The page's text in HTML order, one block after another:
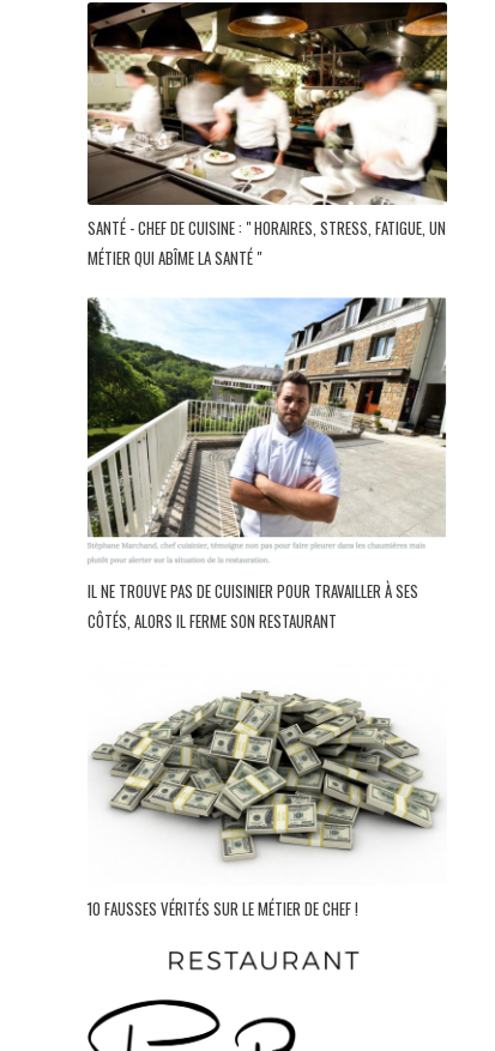
SANTÉ - CHEF DE CUISINE : " HORAIRES, STRESS, FATIGUE, UN
MÉTIER QUI ABÎME LA SANTÉ "
IL NE TROUVE PAS DE CUISINIER POUR TRAVAILLER À SES
CÔTÉS, ALORS IL FERME SON RESTAURANT
10 FAUSSES VÉRITÉS SUR LE MÉTIER DE CHEF !